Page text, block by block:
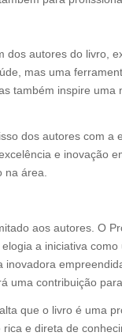
dos autores do livro,
mas uma
também inspire
dos autores com
e inovação
na área.
aos autores. O
a iniciativa
inovadora
uma contribuição
que o livro é uma
e direta de